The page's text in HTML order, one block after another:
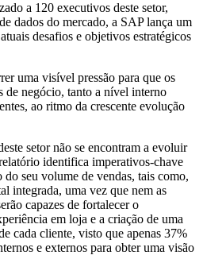
a 120 executivos deste setor,
dados do mercado, a SAP lança um
desafios e objetivos estratégicos
uma visível pressão para que os
de negócio, tanto a nível interno
ao ritmo da crescente evolução
setor não se encontram a evoluir
identifica imperativos-chave
seu volume de vendas, tais como,
integrada, uma vez que nem as
capazes de fortalecer o
em loja e a criação de uma
cada cliente, visto que apenas 37%
e externos para obter uma visão